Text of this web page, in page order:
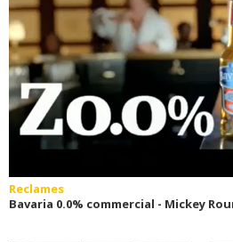
Reclames
Bavaria 0.0% commercial - Mickey